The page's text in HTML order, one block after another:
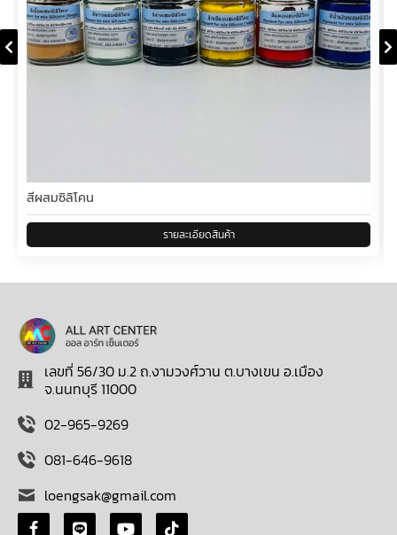
สีผสมซิลิโคน
เลขที่ 56/30 ม.2 ถ.งามวงศ์วาน ต.บางเขน อ.เมือง
จ.นนทบุรี 11000
02-965-9269
081-646-9618
loengsak@gmail.com